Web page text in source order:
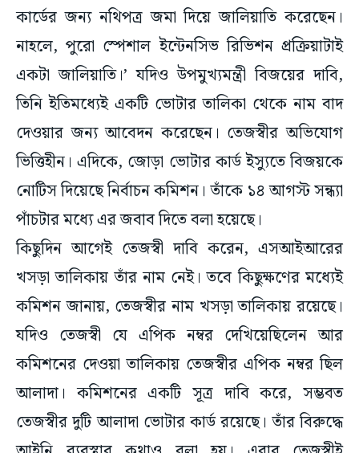
নাহলে, পুরো স্পেশাল ইন্টেনসিভ রিভিশন প্রক্রিয়াটাই
একটা জালিয়াতি।’ যদিও উপমুখ্যমন্ত্রী বিজয়ের দাবি,
তিনি ইতিমধ্যেই একটি ভোটার তালিকা থেকে নাম বাদ
দেওয়ার জন্য আবেদন করেছেন। তেজস্বীর অভিযোগ
ভিত্তিহীন। এদিকে, জোড়া ভোটার কার্ড ইস্যুতে বিজয়কে
নোটিস দিয়েছে নির্বাচন কমিশন। তাঁকে ১৪ আগস্ট সন্ধ্যা
পাঁচটার মধ্যে এর জবাব দিতে বলা হয়েছে।
কিছুদিন আগেই তেজস্বী দাবি করেন, এসআইআরের
খসড়া তালিকায় তাঁর নাম নেই। তবে কিছুক্ষণের মধ্যেই
কমিশন জানায়, তেজস্বীর নাম খসড়া তালিকায় রয়েছে।
যদিও তেজস্বী যে এপিক নম্বর দেখিয়েছিলেন আর
কমিশনের দেওয়া তালিকায় তেজস্বীর এপিক নম্বর ছিল
আলাদা। কমিশনের একটি সূত্র দাবি করে, সম্ভবত
তেজস্বীর দুটি আলাদা ভোটার কার্ড রয়েছে। তাঁর বিরুদ্ধে
আইনি ব্যবস্থার কথাও বলা হয়। এবার তেজস্বীই